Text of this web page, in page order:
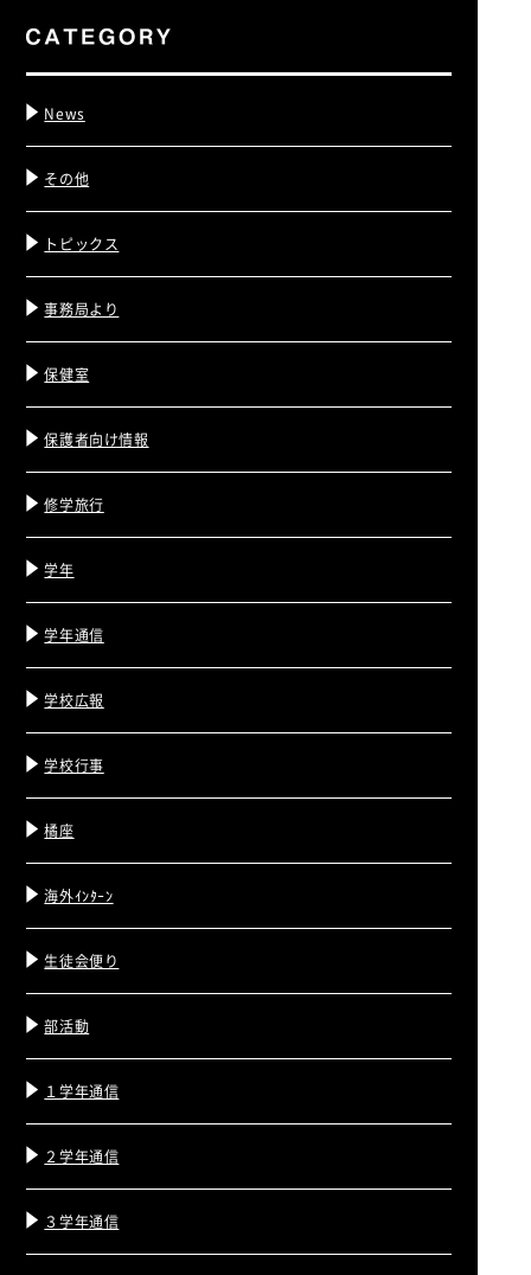
News
その他
トピックス
事務局より
保健室
保護者向け情報
修学旅行
学年
学年通信
学校広報
学校行事
橘座
海外ｲﾝﾀｰﾝ
生徒会便り
部活動
１学年通信
２学年通信
３学年通信